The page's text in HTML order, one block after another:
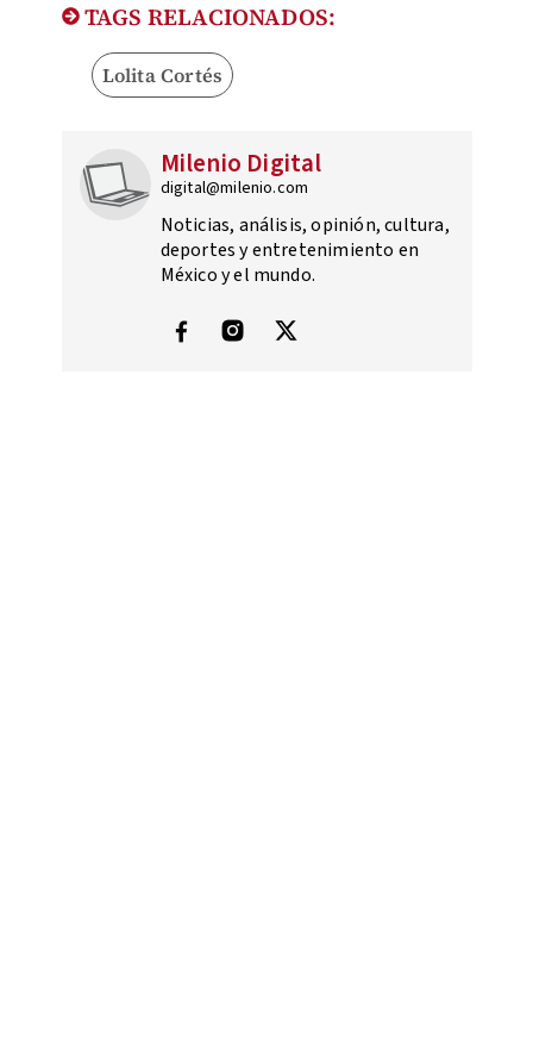
TAGS RELACIONADOS:
Lolita Cortés
Milenio Digital
digital@milenio.com
Noticias, análisis, opinión, cultura,
deportes y entretenimiento en
México y el mundo.